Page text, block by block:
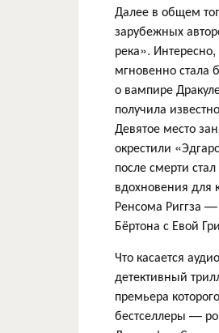
Далее в общем
зарубежных
река».
мгновенно стала
о вампире
получила
Девятое место
окрестили
после смерти
вдохновения для
Ренсома Риггза
Бёртона с Евой
Что касается
детективный
премьера
бестселлеры —